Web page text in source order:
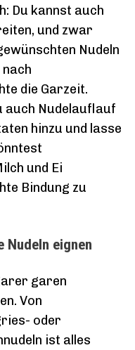
Du kannst auch
und zwar
Nudeln
die Garzeit.
auch Nudelauflauf
hinzu und lasse
und Ei
Bindung zu
Nudeln eignen
garen
Von
oder
ist alles